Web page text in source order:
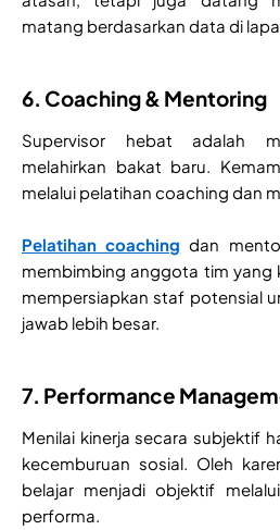
matang berdasarkan data di
6. Coaching & Mentoring
Supervisor hebat adalah
melahirkan bakat baru.
melalui pelatihan coaching dan
Pelatihan coaching dan
membimbing anggota tim yang
mempersiapkan staf potensial
jawab lebih besar.
7. Performance
Menilai kinerja secara subjektif
kecemburuan sosial. Oleh
belajar menjadi objektif
performa.